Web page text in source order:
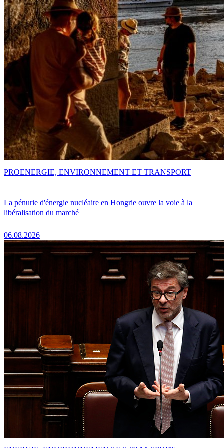
La pénurie d'énergie nucléaire en Hongrie ouvre la voie à la
libéralisation du marché
06.08.2026
PROENERGIE, ENVIRONNEMENT ET TRANSPORT